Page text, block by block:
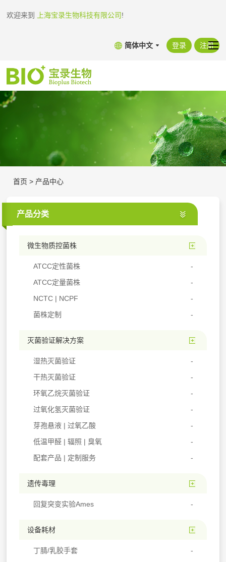
欢迎来到 上海宝录生物科技有限公司!
简体中文 登录 注册
首页 > 产品中心
产品分类
微生物质控菌株
ATCC定性菌株
ATCC定量菌株
NCTC | NCPF
菌株定制
灭菌验证解决方案
湿热灭菌验证
干热灭菌验证
环氧乙烷灭菌验证
过氧化氢灭菌验证
芽孢悬液 | 过氧乙酸
低温甲醛 | 辐照 | 臭氧
配套产品 | 定制服务
遗传毒理
回复突变实验Ames
设备耗材
丁腈/乳胶手套